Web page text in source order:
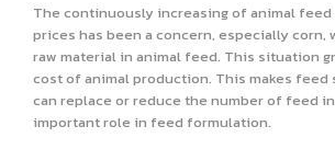
The continuously increasing of animal feed
prices has been a concern, especially corn,
raw material in animal feed. This situation
cost of animal production. This makes
can replace or reduce the number of feed
important role in feed formulation.